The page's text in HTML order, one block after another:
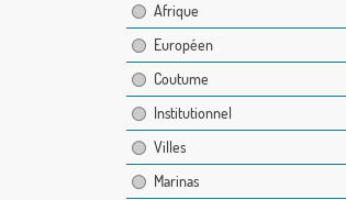
Afrique
Européen
Coutume
Institutionnel
Villes
Marinas